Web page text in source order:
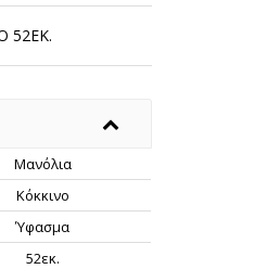
52ΕΚ.
Μανόλια
Κόκκινο
Ύφασμα
52εκ.